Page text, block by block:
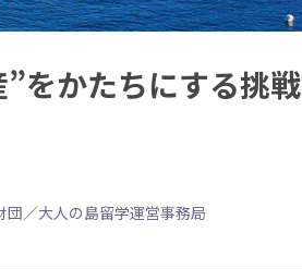
をかたちにする挑戦
／大人の島留学運営事務局